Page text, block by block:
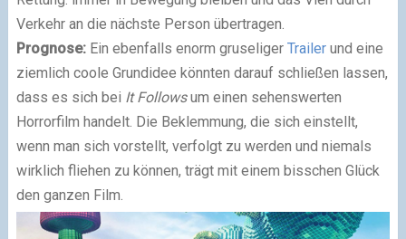
Verkehr an die nächste Person übertragen.
Prognose:Ein ebenfalls enorm gruseliger Trailerund eine
ziemlich coole Grundidee könnten darauf schließen lassen,
dass es sich bei It Followsum einen sehenswerten
Horrorfilm handelt. Die Beklemmung, die sich einstellt,
wenn man sich vorstellt, verfolgt zu werden und niemals
wirklich fliehen zu können, trägt mit einem bisschen Glück
den ganzen Film.